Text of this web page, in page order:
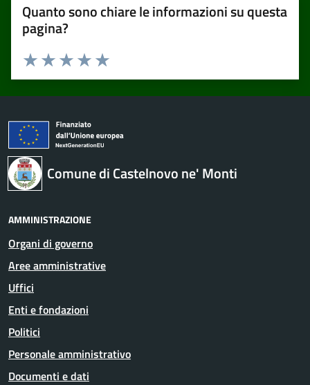
Quanto sono chiare le informazioni su questa
pagina?
Valuta 5 stelle su 5
Valuta 4 stelle su 5
Valuta 3 stelle su 5
Valuta 2 stelle su 5
Valuta 1 stelle su 5
Comune di Castelnovo ne' Monti
AMMINISTRAZIONE
Organi di governo
Aree amministrative
Uffici
Enti e fondazioni
Politici
Personale amministrativo
Documenti e dati